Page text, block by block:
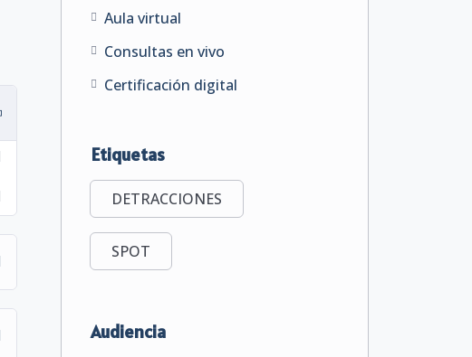
Aula virtual
Consultas en vivo
Certificación digital
Etiquetas
DETRACCIONES
SPOT
Audiencia